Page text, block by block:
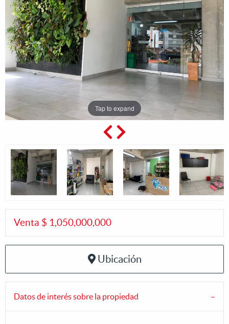
Tap to expand
Venta $ 1,050,000,000
Ubicación
Datos de interés sobre la propiedad